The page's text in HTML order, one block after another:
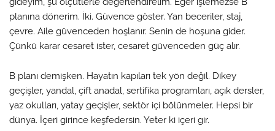
planına dönerim. İki. Güvence göster. Yan beceriler, staj,
çevre. Aile güvenceden hoşlanır. Senin de hoşuna gider.
Çünkü karar cesaret ister, cesaret güvenceden güç alır.
B planı demişken. Hayatın kapıları tek yön değil. Dikey
geçişler, yandal, çift anadal, sertifika programları, açık dersler,
yaz okulları, yatay geçişler, sektör içi bölünmeler. Hepsi bir
dünya. İçeri girince keşfedersin. Yeter ki içeri gir.